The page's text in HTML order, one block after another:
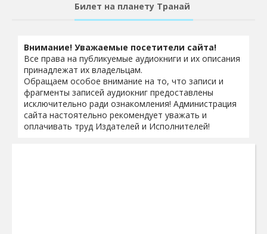
Билет на планету Транай
Внимание! Уважаемые посетители сайта!
Все права на публикуемые аудиокниги и их описания
принадлежат их владельцам.
Обращаем особое внимание на то, что записи и
фрагменты записей аудиокниг предоставлены
исключительно ради ознакомления! Администрация
сайта настоятельно рекомендует уважать и
оплачивать труд Издателей и Исполнителей!